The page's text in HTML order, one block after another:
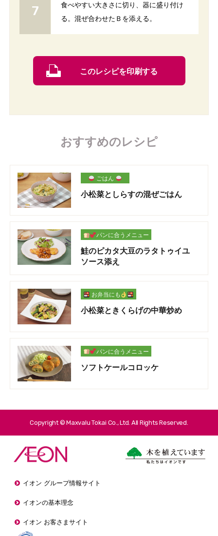
食べやすい大きさに切り、器に盛り付け
る。混ぜ合わせたＢを添える。
このレシピを印刷する
おすすめのレシピ
ごはん
小松菜としらすの混ぜごはん
パンに合うメニュー
鮭のピカタ大豆のラタトゥイユ
ソース添え
お弁当にも
小松菜ときくらげの中華炒め
パンに合うメニュー
ソフトケールコロッケ
Copyright © Maxvalu Tokai Co., Ltd. All Rights Reserved.
イオン グループ情報サイト
イオンの基本理念
イオン お客さまサイト